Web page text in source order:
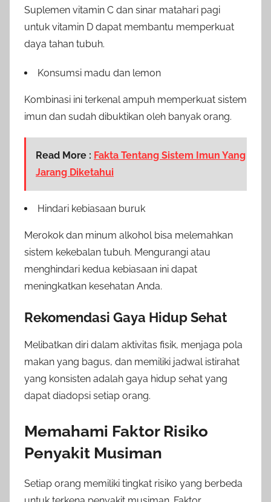
Suplemen vitamin C dan sinar matahari pagi
untuk vitamin D dapat membantu memperkuat
daya tahan tubuh.
Konsumsi madu dan lemon
Kombinasi ini terkenal ampuh memperkuat sistem
imun dan sudah dibuktikan oleh banyak orang.
Read More : Fakta Tentang Sistem Imun Yang
Jarang Diketahui
Hindari kebiasaan buruk
Merokok dan minum alkohol bisa melemahkan
sistem kekebalan tubuh. Mengurangi atau
menghindari kedua kebiasaan ini dapat
meningkatkan kesehatan Anda.
Rekomendasi Gaya Hidup Sehat
Melibatkan diri dalam aktivitas fisik, menjaga pola
makan yang bagus, dan memiliki jadwal istirahat
yang konsisten adalah gaya hidup sehat yang
dapat diadopsi setiap orang.
Memahami Faktor Risiko
Penyakit Musiman
Setiap orang memiliki tingkat risiko yang berbeda